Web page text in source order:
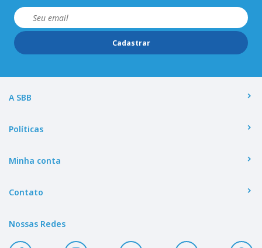
Cadastrar
A SBB
Políticas
Minha conta
Contato
Nossas Redes